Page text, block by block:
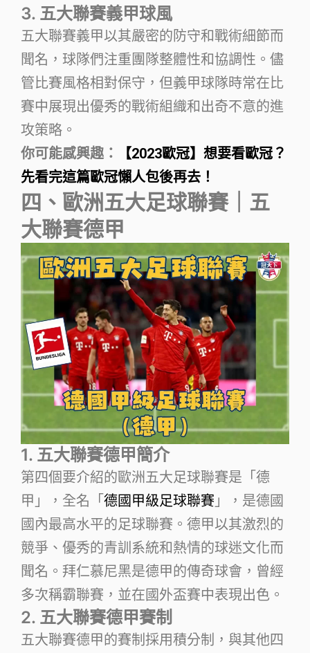
3. 五大聯賽義甲球風
五大聯賽義甲以其嚴密的防守和戰術細節而
聞名，球隊們注重團隊整體性和協調性。儘
管比賽風格相對保守，但義甲球隊時常在比
賽中展現出優秀的戰術組織和出奇不意的進
攻策略。
你可能感興趣：
【2023歐冠】想要看歐冠？
先看完這篇歐冠懶人包後再去！
四、歐洲五大足球聯賽｜五
大聯賽德甲
1. 五大聯賽德甲簡介
第四個要介紹的歐洲五大足球聯賽是「德
甲」，全名「 德國甲級足球聯賽 」，是德國
國內最高水平的足球聯賽。德甲以其激烈的
競爭、優秀的青訓系統和熱情的球迷文化而
聞名。拜仁慕尼黑是德甲的傳奇球會，曾經
多次稱霸聯賽，並在國外盃賽中表現出色。
2. 五大聯賽德甲賽制
五大聯賽德甲的賽制採用積分制，與其他四